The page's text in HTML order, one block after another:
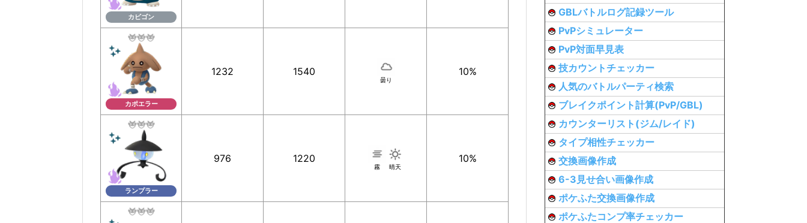
カビゴン
カポエラー
1232 1540
曇り
10%
ランプラー
976 1220
霧 晴天
10%
GBLバトルログ記録ツール
PvPシミュレーター
PvP対面早見表
技カウントチェッカー
人気のバトルパーティ検索
ブレイクポイント計算(PvP/GBL)
カウンターリスト(ジム/レイド)
タイプ相性チェッカー
交換画像作成
6-3見せ合い画像作成
ポケふた交換画像作成
ポケふたコンプ率チェッカー